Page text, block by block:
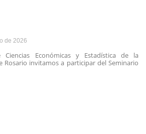
de 2026
Económicas y Estadística de la
Rosario invitamos a participar del Seminario